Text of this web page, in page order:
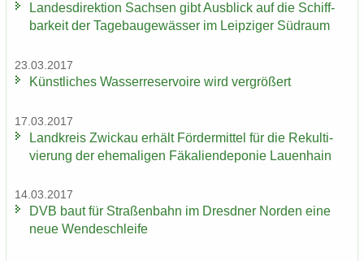
Lan­des­di­rek­ti­on Sach­sen gibt Aus­blick auf die Schiff­
bar­keit der Ta­ge­bau­ge­wäs­ser im Leip­zi­ger Süd­raum
23.03.2017
Künst­li­ches Was­ser­re­ser­voi­re wird ver­grö­ßert
17.03.2017
Land­kreis Zwi­ckau er­hält För­der­mit­tel für die Re­kul­ti­
vie­rung der ehe­ma­li­gen Fä­ka­li­en­de­po­nie Lau­en­hain
14.03.2017
DVB baut für Stra­ßen­bahn im Dresd­ner Nor­den eine
neue Wen­de­schlei­fe